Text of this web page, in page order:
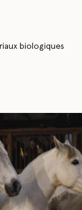
biologiques